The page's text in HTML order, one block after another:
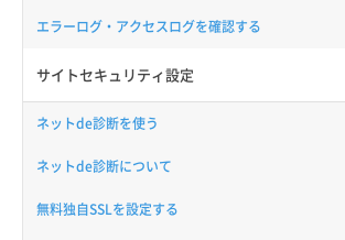
エラーログ・アクセスログを確認する
サイトセキュリティ設定
ネットde診断を使う
ネットde診断について
無料独自SSLを設定する